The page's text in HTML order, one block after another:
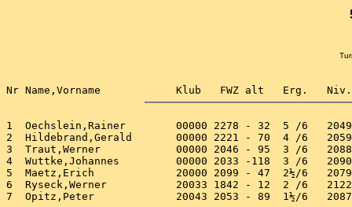
1  Oechslein,Rainer        00000 2278 - 32  5 /6
2  Hildebrand,Gerald       00000 2221 - 70  4 /6
3  Traut,Werner            00000 2046 - 95  3 /6   2088
4  Wuttke,Johannes         00000 2033 -118  3 /6
5  Maetz,Erich             20000 2099 - 47  2½/6   2079
6  Ryseck,Werner           20033 1842 - 12  2 /6